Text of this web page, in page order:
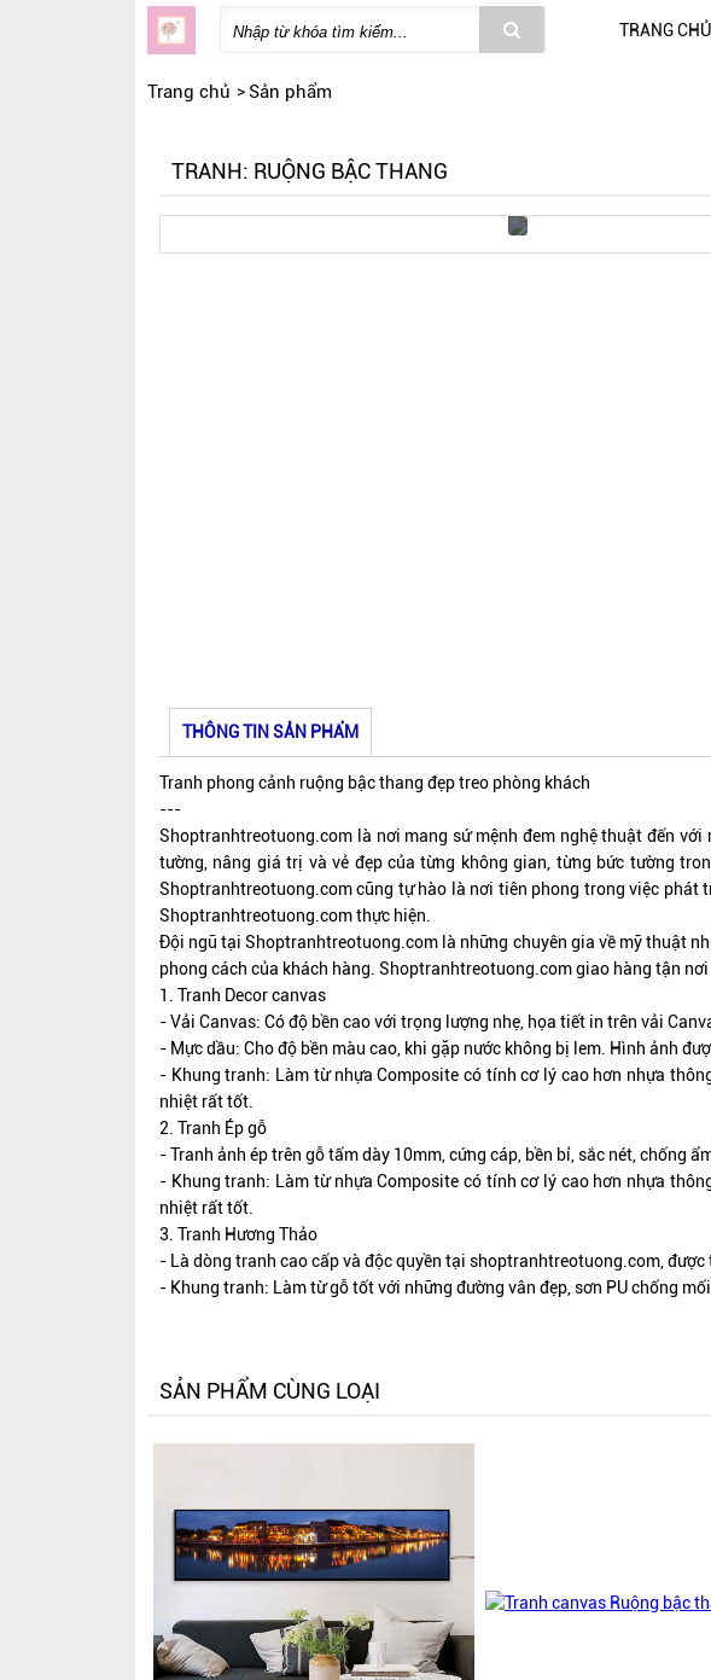
TRANG CHỦ
Trang chủ Sản phẩm
TRANH: RUỘNG BẬC THANG
THÔNG TIN SẢN PHẨM
Tranh phong cảnh ruộng bậc thang đẹp treo phòng khách
---
Shoptranhtreotuong.com là nơi mang sứ mệnh đem nghệ thuật đến
tường, nâng giá trị và vẻ đẹp của từng không gian, từng bức tường
Shoptranhtreotuong.com cũng tự hào là nơi tiên phong trong việc phát
Shoptranhtreotuong.com thực hiện.
Đội ngũ tại Shoptranhtreotuong.com là những chuyên gia về mỹ thuật
phong cách của khách hàng. Shoptranhtreotuong.com giao hàng tận
1. Tranh Decor canvas
- Vải Canvas: Có độ bền cao với trọng lượng nhẹ, họa tiết in trên vải
- Mực dầu: Cho độ bền màu cao, khi gặp nước không bị lem. Hình ảnh
- Khung tranh: Làm từ nhựa Composite có tính cơ lý cao hơn nhựa
nhiệt rất tốt.
2. Tranh Ép gỗ
- Tranh ảnh ép trên gỗ tấm dày 10mm, cứng cáp, bền bỉ, sắc nét, chống
- Khung tranh: Làm từ nhựa Composite có tính cơ lý cao hơn nhựa
nhiệt rất tốt.
3. Tranh Hương Thảo
- Là dòng tranh cao cấp và độc quyền tại shoptranhtreotuong.com, được
- Khung tranh: Làm từ gỗ tốt với những đường vân đẹp, sơn PU chống
SẢN PHẨM CÙNG LOẠI